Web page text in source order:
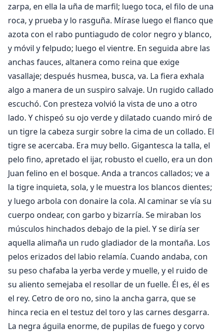
zarpa, en ella la uña de marfil; luego toca, el filo de una
roca, y prueba y lo rasguña. Mírase luego el flanco que
azota con el rabo puntiagudo de color negro y blanco,
y móvil y felpudo; luego el vientre. En seguida abre las
anchas fauces, altanera como reina que exige
vasallaje; después husmea, busca, va. La fiera exhala
algo a manera de un suspiro salvaje. Un rugido callado
escuchó. Con presteza volvió la vista de uno a otro
lado. Y chispeó su ojo verde y dilatado cuando miró de
un tigre la cabeza surgir sobre la cima de un collado. El
tigre se acercaba. Era muy bello. Gigantesca la talla, el
pelo fino, apretado el ijar, robusto el cuello, era un don
Juan felino en el bosque. Anda a trancos callados; ve a
la tigre inquieta, sola, y le muestra los blancos dientes;
y luego arbola con donaire la cola. Al caminar se vía su
cuerpo ondear, con garbo y bizarría. Se miraban los
músculos hinchados debajo de la piel. Y se diría ser
aquella alimaña un rudo gladiador de la montaña. Los
pelos erizados del labio relamía. Cuando andaba, con
su peso chafaba la yerba verde y muelle, y el ruido de
su aliento semejaba el resollar de un fuelle. Él es, él es
el rey. Cetro de oro no, sino la ancha garra, que se
hinca recia en el testuz del toro y las carnes desgarra.
La negra águila enorme, de pupilas de fuego y corvo